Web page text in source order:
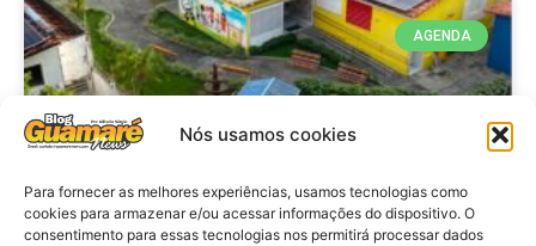
Nós usamos cookies
Para fornecer as melhores experiências, usamos tecnologias como
cookies para armazenar e/ou acessar informações do dispositivo. O
consentimento para essas tecnologias nos permitirá processar dados
AGENDA